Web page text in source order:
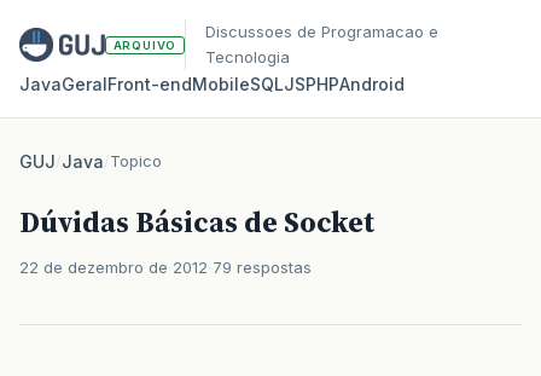
ARQUIVO
Discussoes de Programacao e
Tecnologia
JavaGeralFront‑endMobileSQLJSPHPAndroid
GUJ/Java/Topico
Dúvidas Básicas de Socket
22 de dezembro de 2012 79 respostas